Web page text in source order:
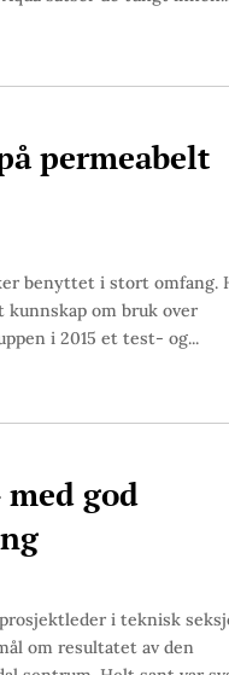
permeabelt
benyttet i stort omfang.
kunnskap om bruk over
i 2015 et test- og...
god
i teknisk
om resultatet av den